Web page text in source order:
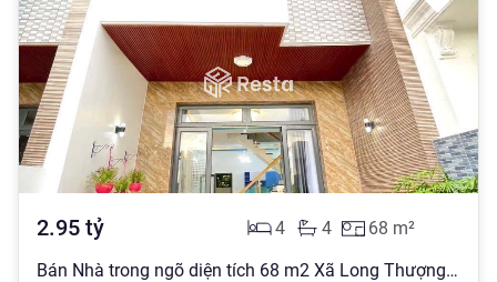
2.95 tỷ 68 m²
4
4
Bán Nhà trong ngõ diện tích 68 m2 Xã Long Thượng, Cần Giuộc giá 2.95 tỷ đồng